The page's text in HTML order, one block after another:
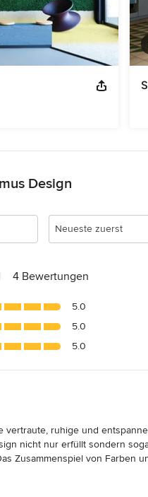
Design
Neueste zuerst
4 Bewertungen
5.0
5.0
5.0
5 von 5 Sternen
vertraute, ruhige und
nicht nur erfüllt sondern
Zusammenspiel von Farben
aus einer Hand zu bekommen: